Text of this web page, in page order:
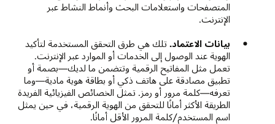
المتصفحات واستعلامات البحث وأنماط النشاط عبر
الإنترنت.
بيانات الاعتماد. تلك هي طرق التحقق المستخدمة لتأكيد
الهوية عند الوصول إلى الخدمات أو الموارد عبر الإنترنت.
تعمل مثل المفاتيح الرقمية وتتضمن ما لديك—بصمة أو
تطبيق مصادقة على هاتف ذكي أو بطاقة هوية مادية—وما
تعرفه—كلمة مرور أو رمز. تمثل الخصائص الفيزيائية الفريدة
الطريقة الأكثر أمانًا للتحقق من الهوية الرقمية، في حين يمثل
اسم المستخدم/كلمة المرور الأقل أمانًا.